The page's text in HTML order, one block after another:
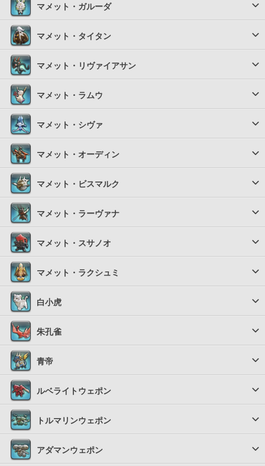
マメット・ガルーダ
マメット・タイタン
マメット・リヴァイアサン
マメット・ラムウ
マメット・シヴァ
マメット・オーディン
マメット・ビスマルク
マメット・ラーヴァナ
マメット・スサノオ
マメット・ラクシュミ
白小虎
朱孔雀
青帝
ルベライトウェポン
トルマリンウェポン
アダマンウェポン